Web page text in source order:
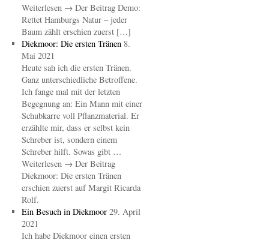
Weiterlesen → Der Beitrag Demo:
Rettet Hamburgs Natur – jeder
Baum zählt erschien zuerst […]
Diekmoor: Die ersten Tränen 8.
Mai 2021
Heute sah ich die ersten Tränen.
Ganz unterschiedliche Betroffene.
Ich fange mal mit der letzten
Begegnung an: Ein Mann mit einer
Schubkarre voll Pflanzmaterial. Er
erzählte mir, dass er selbst kein
Schreber ist, sondern einem
Schreber hilft. Sowas gibt …
Weiterlesen → Der Beitrag
Diekmoor: Die ersten Tränen
erschien zuerst auf Margit Ricarda
Rolf.
Ein Besuch in Diekmoor 29. April
2021
Ich habe Diekmoor einen ersten